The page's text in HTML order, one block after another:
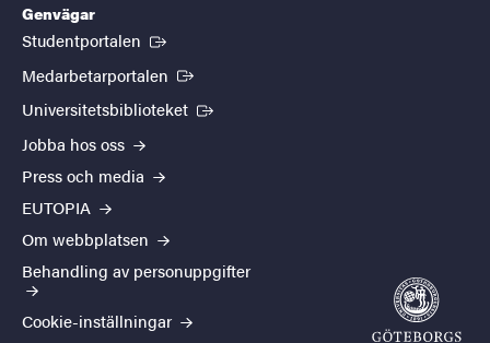
Genvägar
Studentportalen (Extern länk)
Medarbetarportalen (Extern länk)
Universitetsbiblioteket (Extern länk)
Jobba hos oss
Press och media
EUTOPIA
Om webbplatsen
Behandling av personuppgifter
Cookie-inställningar